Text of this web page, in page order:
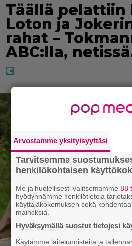
Täällä pelattiin
Loton ja
rahat –
ABC:lla,
Arvostamme yksityisyyttäsi
Tarvitsemme
henkilökohtaisen
Me ja huolellisesti valitsemamme88
hyödynnämme henkilötietoja
käyttäjäkokemuksen sekä
mainoksia.
Hyväksymällä suostut tietojesi
Käytämme laitetunnisteita ja